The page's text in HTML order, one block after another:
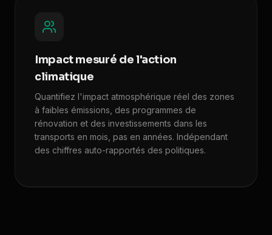
Impact mesuré de l'action
climatique
Quantifiez l'impact atmosphérique réel des zones
à faibles émissions, des programmes de
rénovation et des investissements dans les
transports en mois, pas en années. Indépendant
des chiffres auto-rapportés des politiques.